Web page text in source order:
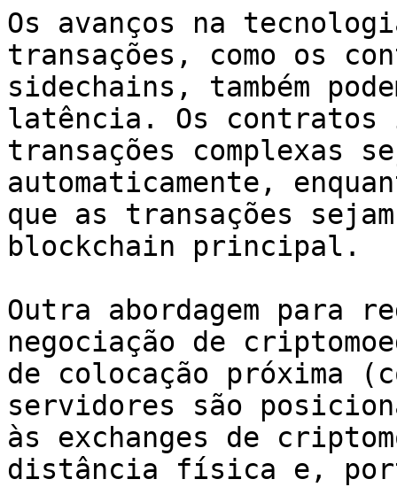
Os avanços na
transações, como os
sidechains, também
latência. Os contratos
transações complexas
automaticamente,
que as transações
blockchain principal.
Outra abordagem para
negociação de
de colocação próxima
servidores são
às exchanges de
distância física e,